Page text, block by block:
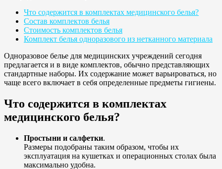
Что содержится в комплектах медицинского белья?
Состав комплектов белья
Стоимость комплектов белья
Комплект белья одноразового из нетканного материала
Одноразовое белье для медицинских учреждений сегодня
предлагается и в виде комплектов, обычно представляющих
стандартные наборы. Их содержание может варьироваться, но
чаще всего включает в себя определенные предметы гигиены.
Что содержится в комплектах
медицинского белья?
Простыни и салфетки.
Размеры подобраны таким образом, чтобы их
эксплуатация на кушетках и операционных столах была
максимально удобна.